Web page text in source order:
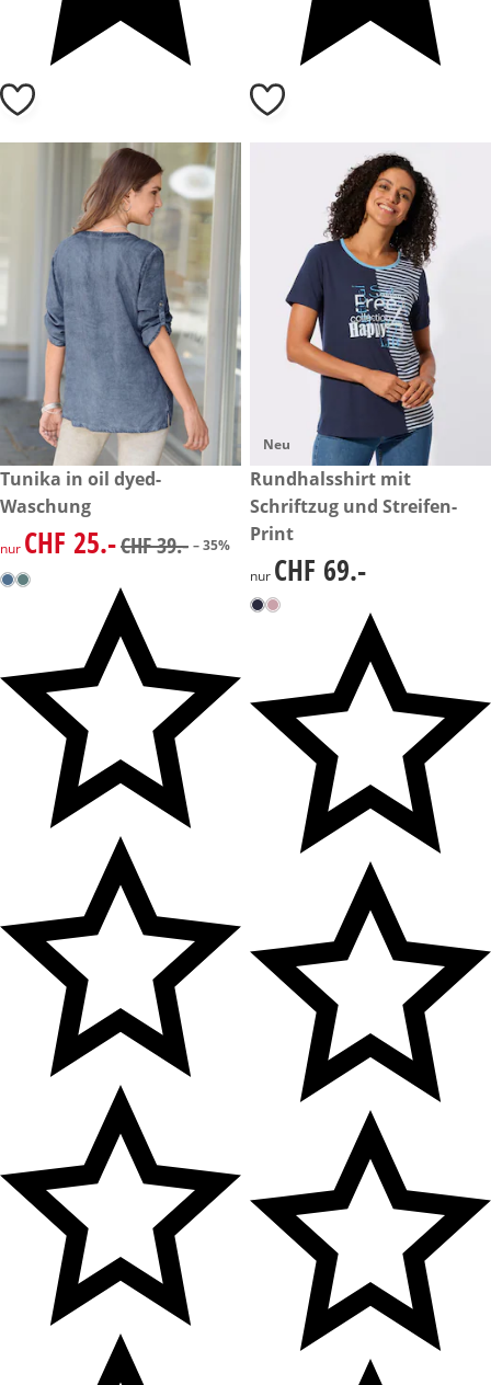
reduzierter Preis CHF 25.-, vorheriger Preis: CHF 39.-
-35%
Tunika in oil dyed-
Waschung
reduzierter Preis CHF 25.-, vorheriger Preis: CHF 39.-
nur CHF 25.-CHF 39.- – 35%
Neu
CHF 69.-
Rundhalsshirt mit
Schriftzug und Streifen-
Print
CHF 69.-
nur CHF 69.-